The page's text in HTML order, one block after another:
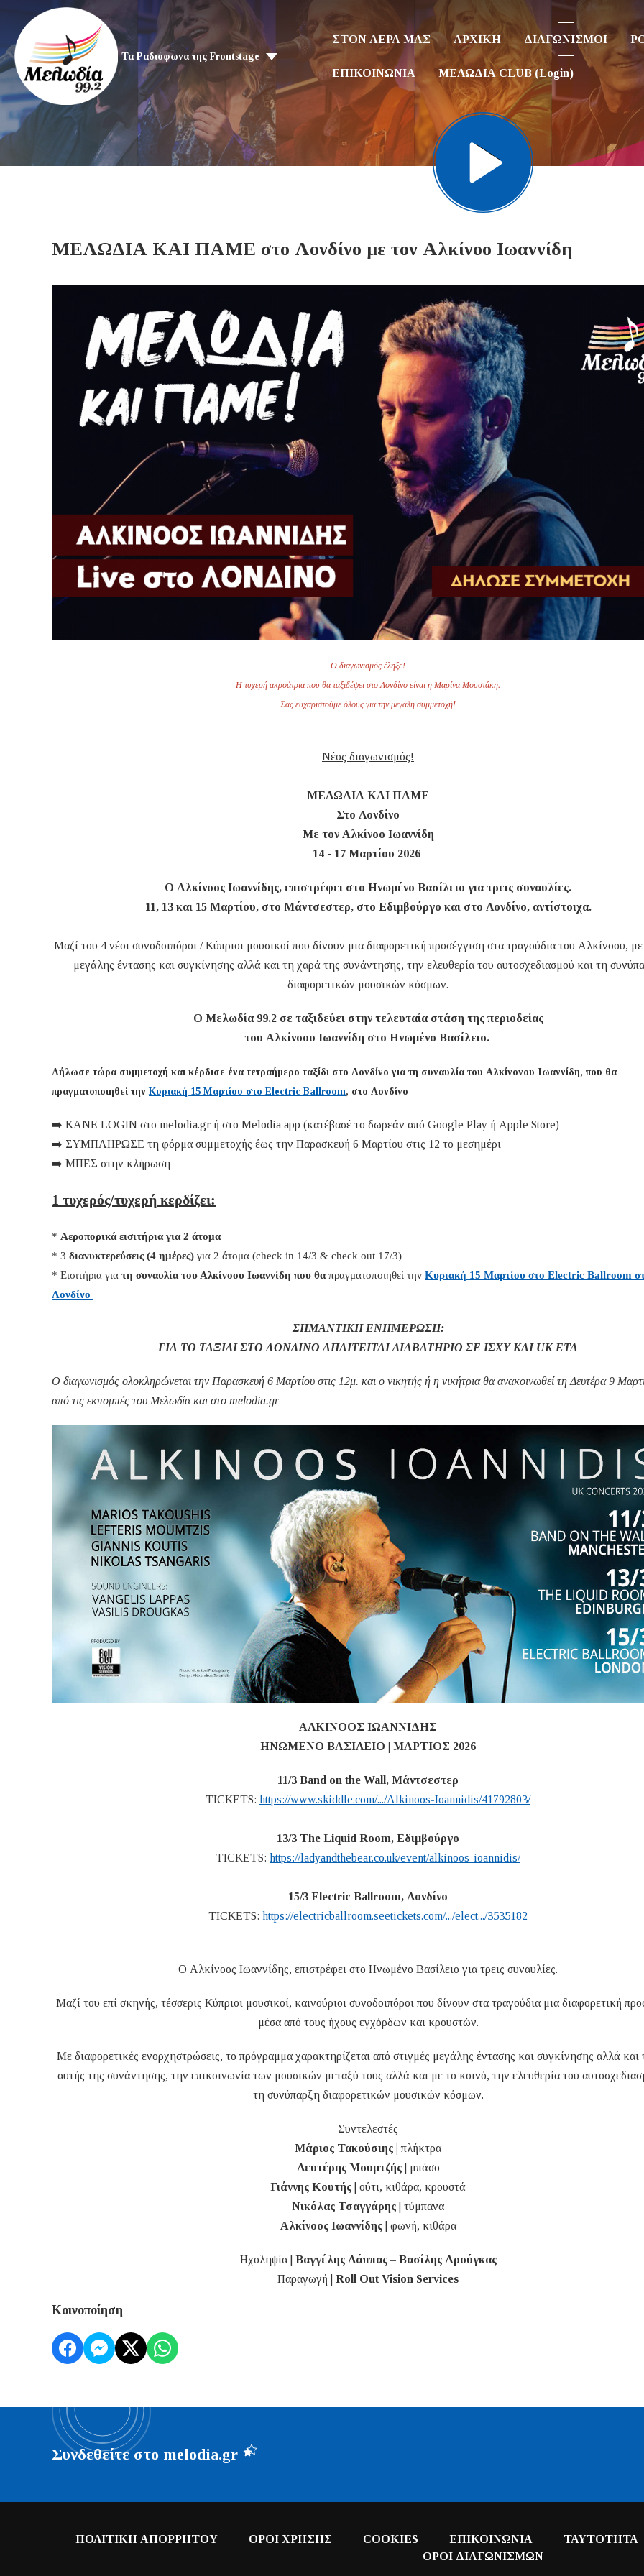
Τα Ραδιόφωνα της Frontstage
ΣΤΟΝ ΑΕΡΑ ΜΑΣ ΑΡΧΙΚΗ ΔΙΑΓΩΝΙΣΜΟΙ
ΕΠΙΚΟΙΝΩΝΙΑ ΜΕΛΩΔΙΑ CLUB (Login)
ΜΕΛΩΔΙΑ ΚΑΙ ΠΑΜΕ στo Λονδίνο με τον Αλκίνοο Ιωαννίδη
Ο διαγωνισμός έληξε!
Η τυχερή ακροάτρια που θα ταξιδέψει στο Λονδίνο είναι η Μαρίνα Μουστάκη.
Σας ευχαριστούμε όλους για την μεγάλη συμμετοχή!
Νέος διαγωνισμός!
ΜΕΛΩΔΙΑ ΚΑΙ ΠΑΜΕ
Στο Λονδίνο
Με τον Αλκίνοο Ιωαννίδη
14 - 17 Μαρτίου 2026
Ο Αλκίνοος Ιωαννίδης, επιστρέφει στο Ηνωμένο Βασίλειο για τρεις συναυλίες.
11, 13 και 15 Μαρτίου, στο Μάντσεστερ, στο Εδιμβούργο και στο Λονδίνο, αντίστοιχα.
Μαζί του 4 νέοι συνοδοιπόροι / Κύπριοι μουσικοί που δίνουν μια διαφορετική προσέγγιση στα τραγούδια του Αλκίνοου, με
μεγάλης έντασης και συγκίνησης αλλά και τη χαρά της συνάντησης, την ελευθερία του αυτοσχεδιασμού και τη
διαφορετικών μουσικών κόσμων.
Ο Μελωδία 99.2 σε ταξιδεύει στην τελευταία στάση της περιοδείας
του Αλκίνοου Ιωαννίδη στο Ηνωμένο Βασίλειο.
Δήλωσε τώρα συμμετοχή και κέρδισε ένα τετραήμερο ταξίδι στο Λονδίνο για τη συναυλία του Αλκίνονου Ιωαννίδη, που θα
πραγματοποιηθεί τηνΚυριακή 15 Μαρτίου στο Electric Ballroom, στο Λονδίνο
➡️ ΚΑΝΕ LOGIN στο melodia.gr ή στο Melodia app (κατέβασέ το δωρεάν από Google Play ή Apple Store)
➡️ ΣΥΜΠΛΗΡΩΣΕ τη φόρμα συμμετοχής έως την Παρασκευή 6 Μαρτίου στις 12 το μεσημέρι
➡️ ΜΠΕΣ στην κλήρωση
1 τυχερός/τυχερή κερδίζει:
* Αεροπορικά εισιτήρια για 2 άτομα
* 3 διανυκτερεύσεις (4 ημέρες) για 2 άτομα (check in 14/3 & check out 17/3)
* Εισιτήρια για τη συναυλία του Αλκίνοου Ιωαννίδη που θα πραγματοποιηθεί την Κυριακή 15 Μαρτίου στο Electric Ballroom
Λονδίνο
ΣΗΜΑΝΤΙΚΗ ΕΝΗΜΕΡΩΣΗ:
ΓΙΑ ΤΟ ΤΑΞΙΔΙ ΣΤΟ ΛΟΝΔΙΝΟ ΑΠΑΙΤΕΙΤΑΙ ΔΙΑΒΑΤΗΡΙΟ ΣΕ ΙΣΧΥ ΚΑΙ UK ETA
Ο διαγωνισμός ολοκληρώνεται την Παρασκευή 6 Μαρτίου στις 12μ. και ο νικητής ή η νικήτρια θα ανακοινωθεί τη Δευτέρα 9
από τις εκπομπές του Μελωδία και στο melodia.gr
ΑΛΚΙΝΟΟΣ ΙΩΑΝΝΙΔΗΣ
ΗΝΩΜΕΝΟ ΒΑΣΙΛΕΙΟ | ΜΑΡΤΙΟΣ 2026
11/3 Band on the Wall, Μάντσεστερ
TICKETS: https://www.skiddle.com/.../Alkinoos-Ioannidis/41792803/
13/3 The Liquid Room, Εδιμβούργο
TICKETS: https://ladyandthebear.co.uk/event/alkinoos-ioannidis/
15/3 Electric Ballroom, Λονδίνο
TICKETS: https://electricballroom.seetickets.com/.../elect.../3535182
Ο Αλκίνοος Ιωαννίδης, επιστρέφει στο Ηνωμένο Βασίλειο για τρεις συναυλίες.
Μαζί του επί σκηνής, τέσσερις Κύπριοι μουσικοί, καινούριοι συνοδοιπόροι που δίνουν στα τραγούδια μια διαφορετική
μέσα από τους ήχους εγχόρδων και κρουστών.
Με διαφορετικές ενορχηστρώσεις, το πρόγραμμα χαρακτηρίζεται από στιγμές μεγάλης έντασης και συγκίνησης αλλά και
αυτής της συνάντησης, την επικοινωνία των μουσικών μεταξύ τους αλλά και με το κοινό, την ελευθερία του
τη συνύπαρξη διαφορετικών μουσικών κόσμων.
Συντελεστές
Μάριος Τακούσιης |
πλήκτρα
Λευτέρης Μουμτζής
| μπάσο
Γιάννης Κουτής
| ούτι, κιθάρα, κρουστά
Νικόλας Τσαγγάρης | τύμπανα
Αλκίνοος Ιωαννίδης| φωνή, κιθάρα
Ηχοληψία | Βαγγέλης Λάππας – Βασίλης Δρούγκας
Παραγωγή | Roll Out Vision Services
Κοινοποίηση
Συνδεθείτε στο melodia.gr
ΠΟΛΙΤΙΚΗ ΑΠΟΡΡΗΤΟΥ ΟΡΟΙ ΧΡΗΣΗΣ COOKIES ΕΠΙΚΟΙΝΩΝΙΑ
ΤΑΥΤΟΤΗΤΑ
ΟΡΟΙ ΔΙΑΓΩΝΙΣΜΩΝ